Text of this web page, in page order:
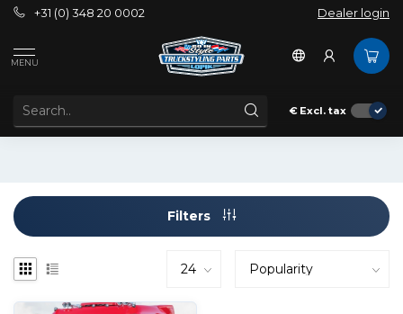
+31 (0) 348 20 0002 Dealer login
MENU
€ Excl. tax
Tags
PRODUCTS TAGGED WITH ASSEMBLY KIT LED
LIGHTSIGN
Filters